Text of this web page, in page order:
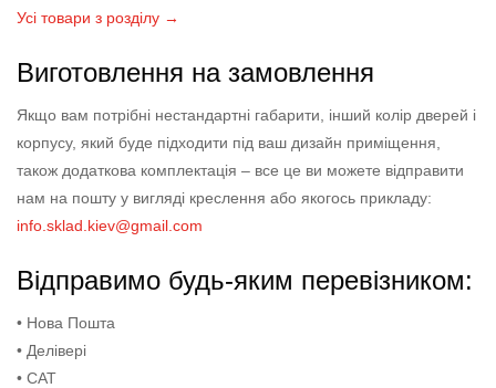
Усі товари з розділу →
Виготовлення на замовлення
Якщо вам потрібні нестандартні габарити, інший колір дверей і
корпусу, який буде підходити під ваш дизайн приміщення,
також додаткова комплектація – все це ви можете відправити
нам на пошту у вигляді креслення або якогось прикладу:
info.sklad.kiev@gmail.com
Відправимо будь-яким перевізником:
• Нова Пошта
• Делівері
• САТ